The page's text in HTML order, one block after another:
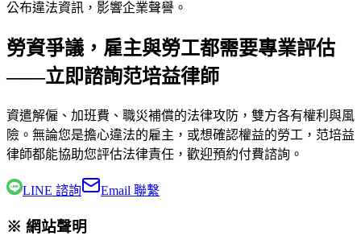
公布違法資訊，影響企業聲譽。
勞資爭議，雇主與勞工都需要專業評估
——立即諮詢范培益律師
資遣解僱、加班費、職災補償的法律攻防，雙方各有權利與風
險。無論您是擔心違法的雇主，或想確認權益的勞工， 范培益
律師都能協助您評估法律責任，歡迎預約付費諮詢。
LINE 諮詢 Email 聯繫
※ 網站聲明